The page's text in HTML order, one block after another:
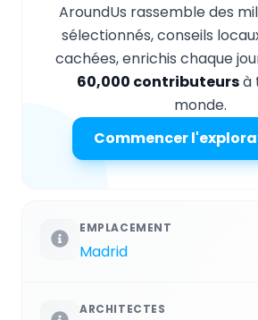
AroundUs rassemble des
sélectionnés, conseils
cachées, enrichis chaque
60,000 contributeursà
monde.
Commencer
EMPLACEMENT
Madrid
ARCHITECTES